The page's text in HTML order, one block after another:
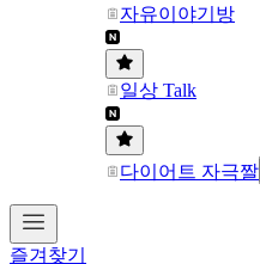
자유이야기방
일상 Talk
다이어트 자극짤
즐겨찾기